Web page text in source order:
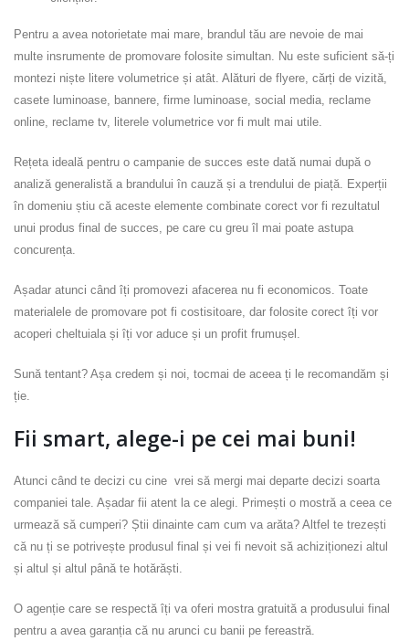
Pentru a avea notorietate mai mare, brandul tău are nevoie de mai
multe insrumente de promovare folosite simultan. Nu este suficient să-ți
montezi niște litere volumetrice și atât. Alături de flyere, cărți de vizită,
casete luminoase, bannere, firme luminoase, social media, reclame
online, reclame tv, literele volumetrice vor fi mult mai utile.
Rețeta ideală pentru o campanie de succes este dată numai după o
analiză generalistă a brandului în cauză și a trendului de piață. Experții
în domeniu știu că aceste elemente combinate corect vor fi rezultatul
unui produs final de succes, pe care cu greu îl mai poate astupa
concurența.
Așadar atunci când îți promovezi afacerea nu fi economicos. Toate
materialele de promovare pot fi costisitoare, dar folosite corect îți vor
acoperi cheltuiala și îți vor aduce și un profit frumușel.
Sună tentant? Așa credem și noi, tocmai de aceea ți le recomandăm și
ție.
Fii smart, alege-i pe cei mai buni!
Atunci când te decizi cu cine vrei să mergi mai departe decizi soarta
companiei tale. Așadar fii atent la ce alegi. Primești o mostră a ceea ce
urmează să cumperi? Știi dinainte cam cum va arăta? Altfel te trezești
că nu ți se potrivește produsul final și vei fi nevoit să achiziționezi altul
și altul și altul până te hotărăști.
O agenție care se respectă îți va oferi mostra gratuită a produsului final
pentru a avea garanția că nu arunci cu banii pe fereastră.